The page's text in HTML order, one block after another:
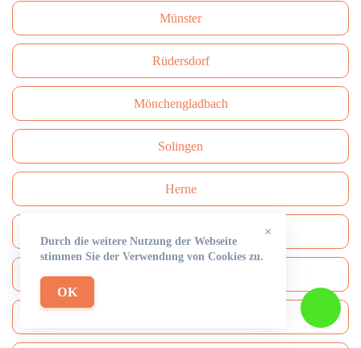
Münster
Rüdersdorf
Mönchengladbach
Solingen
Herne
×
Durch die weitere Nutzung der Webseite
stimmen Sie der Verwendung von Cookies zu.
OK